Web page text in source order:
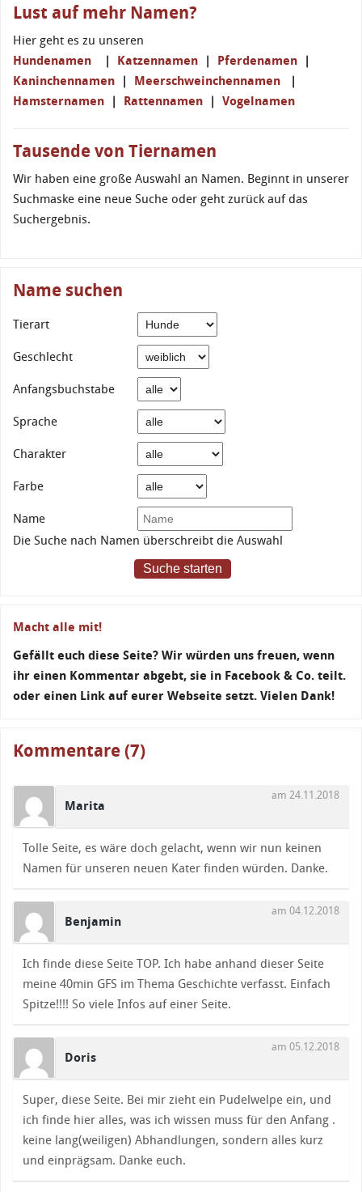
Lust auf mehr Namen?
Hier geht es zu unseren
Hundenamen | Katzennamen | Pferdenamen |
Kaninchennamen | Meerschweinchennamen |
Hamsternamen | Rattennamen | Vogelnamen
Tausende von Tiernamen
Wir haben eine große Auswahl an Namen. Beginnt in unserer
Suchmaske eine neue Suche oder geht zurück auf das
Suchergebnis.
Name suchen
Tierart
Geschlecht
Anfangsbuchstabe
Sprache
Charakter
Farbe
Name
Die Suche nach Namen überschreibt die Auswahl
Suche starten
Macht alle mit!
Gefällt euch diese Seite? Wir würden uns freuen, wenn
ihr einen Kommentar abgebt, sie in Facebook & Co. teilt.
oder einen Link auf eurer Webseite setzt. Vielen Dank!
Kommentare (7)
Marita
am 24.11.2018
Tolle Seite, es wäre doch gelacht, wenn wir nun keinen
Namen für unseren neuen Kater finden würden. Danke.
Benjamin
am 04.12.2018
Ich finde diese Seite TOP. Ich habe anhand dieser Seite
meine 40min GFS im Thema Geschichte verfasst. Einfach
Spitze!!!! So viele Infos auf einer Seite.
Doris
am 05.12.2018
Super, diese Seite. Bei mir zieht ein Pudelwelpe ein, und
ich finde hier alles, was ich wissen muss für den Anfang .
keine lang(weiligen) Abhandlungen, sondern alles kurz
und einprägsam. Danke euch.